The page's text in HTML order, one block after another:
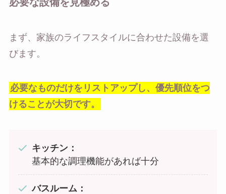
まず、家族のライフスタイルに合わせた設備を選
びます。
必要なものだけをリストアップし、優先順位をつ
けることが大切です。
キッチン：
基本的な調理機能があれば十分
バスルーム：